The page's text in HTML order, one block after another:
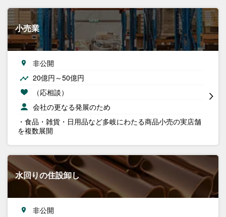
小売業
非公開
20億円～50億円
（応相談）
会社の更なる発展のため
・食品・雑貨・日用品など多岐にわたる商品小売の実店舗
を複数展開
水回りの住設卸し
非公開